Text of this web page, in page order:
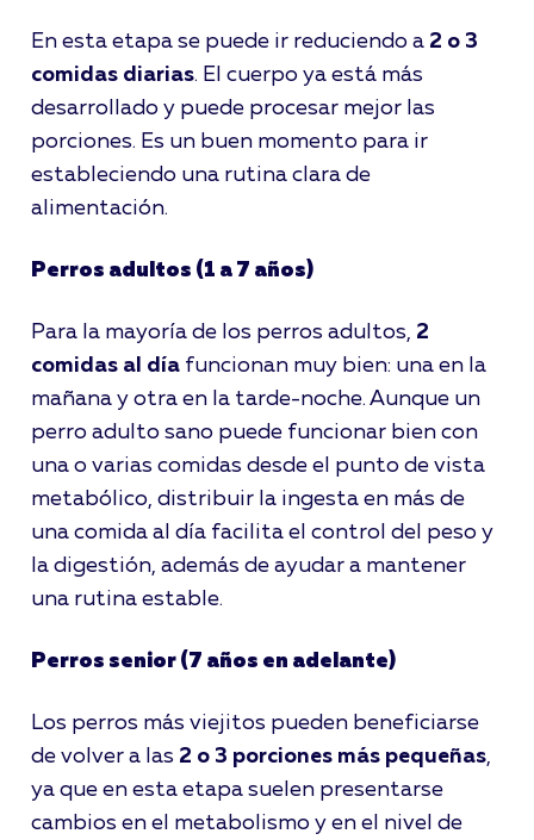
En esta etapa se puede ir reduciendo a 2 o 3
comidas diarias. El cuerpo ya está más
desarrollado y puede procesar mejor las
porciones. Es un buen momento para ir
estableciendo una rutina clara de
alimentación.
Perros adultos (1 a 7 años)
Para la mayoría de los perros adultos, 2
comidas al día funcionan muy bien: una en la
mañana y otra en la tarde-noche. Aunque un
perro adulto sano puede funcionar bien con
una o varias comidas desde el punto de vista
metabólico, distribuir la ingesta en más de
una comida al día facilita el control del peso y
la digestión, además de ayudar a mantener
una rutina estable.
Perros senior (7 años en adelante)
Los perros más viejitos pueden beneficiarse
de volver a las 2 o 3 porciones más pequeñas,
ya que en esta etapa suelen presentarse
cambios en el metabolismo y en el nivel de